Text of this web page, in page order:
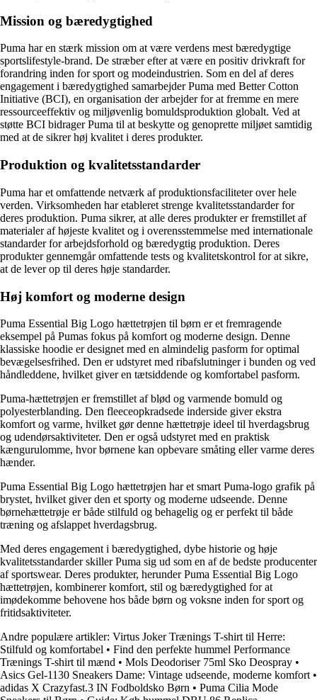
Mission og bæredygtighed
Puma har en stærk mission om at være verdens mest bæredygtige
sportslifestyle-brand. De stræber efter at være en positiv drivkraft for
forandring inden for sport og modeindustrien. Som en del af deres
engagement i bæredygtighed samarbejder Puma med Better Cotton
Initiative (BCI), en organisation der arbejder for at fremme en mere
ressourceeffektiv og miljøvenlig bomuldsproduktion globalt. Ved at
støtte BCI bidrager Puma til at beskytte og genoprette miljøet samtidig
med at de sikrer høj kvalitet i deres produkter.
Produktion og kvalitetsstandarder
Puma har et omfattende netværk af produktionsfaciliteter over hele
verden. Virksomheden har etableret strenge kvalitetsstandarder for
deres produktion. Puma sikrer, at alle deres produkter er fremstillet af
materialer af højeste kvalitet og i overensstemmelse med internationale
standarder for arbejdsforhold og bæredygtig produktion. Deres
produkter gennemgår omfattende tests og kvalitetskontrol for at sikre,
at de lever op til deres høje standarder.
Høj komfort og moderne design
Puma Essential Big Logo hættetrøjen til børn er et fremragende
eksempel på Pumas fokus på komfort og moderne design. Denne
klassiske hoodie er designet med en almindelig pasform for optimal
bevægelsesfrihed. Den er udstyret med ribafslutninger i bunden og ved
håndleddene, hvilket giver en tætsiddende og komfortabel pasform.
Puma-hættetrøjen er fremstillet af blød og varmende bomuld og
polyesterblanding. Den fleeceopkradsede inderside giver ekstra
komfort og varme, hvilket gør denne hættetrøje ideel til hverdagsbrug
og udendørsaktiviteter. Den er også udstyret med en praktisk
kængurulomme, hvor børnene kan opbevare småting eller varme deres
hænder.
Puma Essential Big Logo hættetrøjen har et smart Puma-logo grafik på
brystet, hvilket giver den et sporty og moderne udseende. Denne
børnehættetrøje er både stilfuld og behagelig og er perfekt til både
træning og afslappet hverdagsbrug.
Med deres engagement i bæredygtighed, dybe historie og høje
kvalitetsstandarder skiller Puma sig ud som en af de bedste producenter
af sportswear. Deres produkter, herunder Puma Essential Big Logo
hættetrøjen, kombinerer komfort, stil og bæredygtighed for at
imødekomme behovene hos både børn og voksne inden for sport og
fritidsaktiviteter.
Andre populære artikler: Virtus Joker Trænings T-shirt til Herre:
Stilfuld og komfortabel • Find den perfekte hummel Performance
Trænings T-shirt til mænd • Mols Deodoriser 75ml Sko Deospray •
Asics Gel-1130 Sneakers Dame: Vintage udseende, moderne komfort •
adidas X Crazyfast.3 IN Fodboldsko Børn • Puma Cilia Mode